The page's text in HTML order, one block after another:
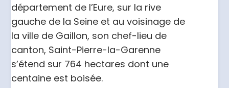
département de l’Eure, sur la rive
gauche de la Seine et au voisinage de
la ville de Gaillon, son chef-lieu de
canton, Saint-Pierre-la-Garenne
s’étend sur 764 hectares dont une
centaine est boisée.